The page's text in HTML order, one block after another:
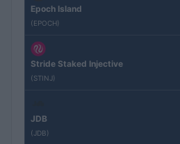
Epoch Island
(EPOCH)
Stride Staked Injective
(STINJ)
JDB
(JDB)